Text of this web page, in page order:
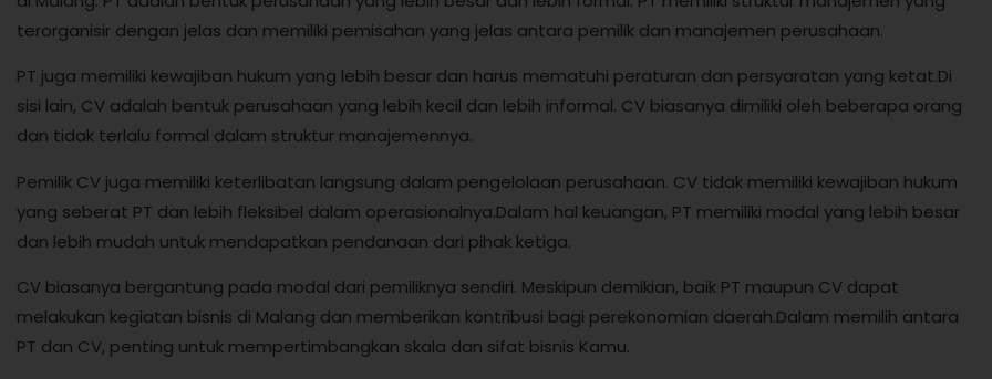
terorganisir dengan jelas dan memiliki pemisahan yang jelas antara pemilik dan manajemen perusahaan.
PT juga memiliki kewajiban hukum yang lebih besar dan harus mematuhi peraturan dan persyaratan yang ketat.Di
sisi lain, CV adalah bentuk perusahaan yang lebih kecil dan lebih informal. CV biasanya dimiliki oleh beberapa orang
dan tidak terlalu formal dalam struktur manajemennya.
Pemilik CV juga memiliki keterlibatan langsung dalam pengelolaan perusahaan. CV tidak memiliki kewajiban hukum
yang seberat PT dan lebih fleksibel dalam operasionalnya.Dalam hal keuangan, PT memiliki modal yang lebih besar
dan lebih mudah untuk mendapatkan pendanaan dari pihak ketiga.
CV biasanya bergantung pada modal dari pemiliknya sendiri. Meskipun demikian, baik PT maupun CV dapat
melakukan kegiatan bisnis di Malang dan memberikan kontribusi bagi perekonomian daerah.Dalam memilih antara
PT dan CV, penting untuk mempertimbangkan skala dan sifat bisnis Kamu.